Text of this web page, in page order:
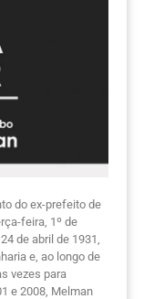
do ex-prefeito de
feira, 1º de
de abril de 1931,
e, ao longo de
vezes para
e 2008, Melman